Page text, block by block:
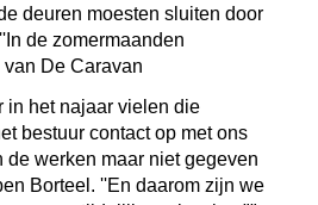
deuren moesten sluiten door
de zomermaanden
De Caravan
in het najaar vielen die
bestuur contact op met ons
de werken maar niet gegeven
Borteel. ''En daarom zijn we